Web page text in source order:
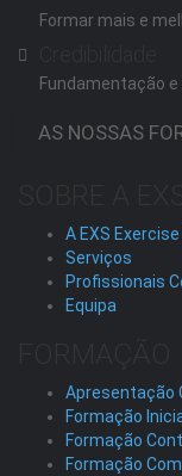
Formar mais e
Fundamentação
AS NOSSAS
A EXS Exercise
Serviços
Profissionais
Equipa
Apresentação
Formação
Formação
Formação